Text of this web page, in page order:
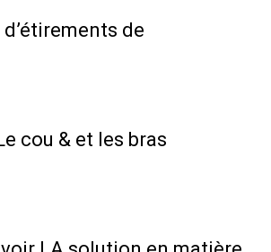
de
cou & et les bras